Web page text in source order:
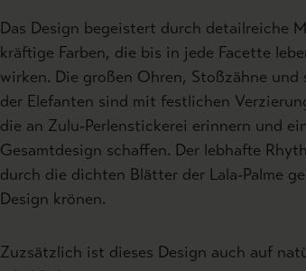
Das Design begeistert durch detailreiche
kräftige Farben, die bis in jede Facette
wirken. Die großen Ohren, Stoßzähne und
der Elefanten sind mit festlichen
die an Zulu-Perlenstickerei erinnern und
Gesamtdesign schaffen. Der lebhafte
durch die dichten Blätter der Lala-Palme
Design krönen.
Zuzsätzlich ist dieses Design auch auf